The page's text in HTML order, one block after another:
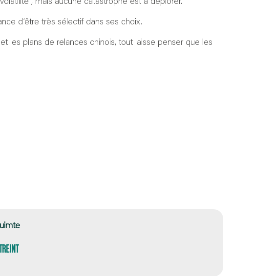
d’être très sélectif dans ses choix.
les plans de relances chinois, tout laisse penser que les